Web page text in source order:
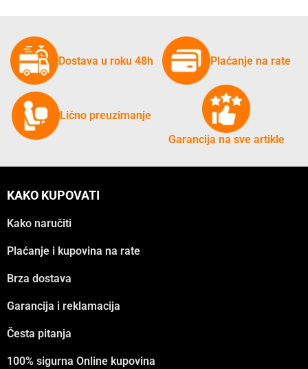
Dostava u roku 48h Plaćanje na rate
Lično preuzimanje
Garancija na sve artikle
KAKO KUPOVATI
Kako naručiti
Plaćanje i kupovina na rate
Brza dostava
Garancija i reklamacija
Česta pitanja
100% sigurna Online kupovina